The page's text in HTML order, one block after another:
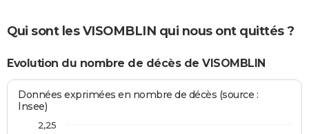
Qui sont les VISOMBLIN qui nous ont quittés ?
Evolution du nombre de décès de VISOMBLIN
Données exprimées en nombre de décès (source :
Insee)
2,25